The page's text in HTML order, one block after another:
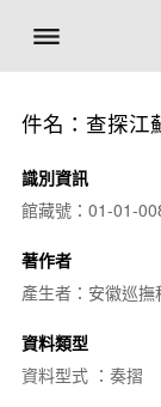
件名：查探江
識別資訊
館藏號：01-01-
著作者
產生者：安徽巡撫
資料類型
資料型式 ：奏摺